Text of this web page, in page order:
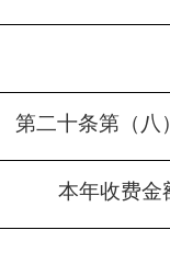
第二十条第（八
本年收费金